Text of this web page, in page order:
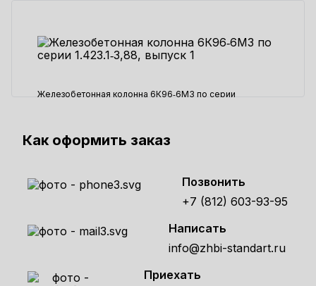
Железобетонная колонна 6К96‑6М3 по серии
Как оформить заказ
Позвонить
+7 (812) 603-93-95
Написать
info@zhbi-standart.ru
Приехать